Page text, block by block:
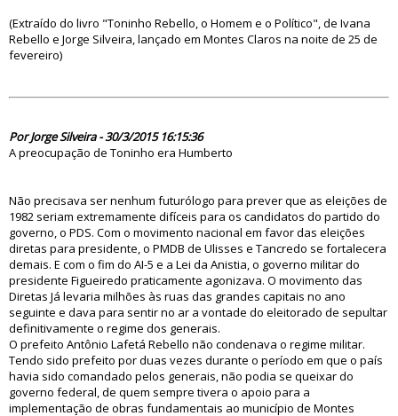
(Extraído do livro "Toninho Rebello, o Homem e o Político", de Ivana
Rebello e Jorge Silveira, lançado em Montes Claros na noite de 25 de
fevereiro)
Por Jorge Silveira - 30/3/2015 16:15:36
A preocupação de Toninho era Humberto
Não precisava ser nenhum futurólogo para prever que as eleições de
1982 seriam extremamente difíceis para os candidatos do partido do
governo, o PDS. Com o movimento nacional em favor das eleições
diretas para presidente, o PMDB de Ulisses e Tancredo se fortalecera
demais. E com o fim do AI-5 e a Lei da Anistia, o governo militar do
presidente Figueiredo praticamente agonizava. O movimento das
Diretas Já levaria milhões às ruas das grandes capitais no ano
seguinte e dava para sentir no ar a vontade do eleitorado de sepultar
definitivamente o regime dos generais.
O prefeito Antônio Lafetá Rebello não condenava o regime militar.
Tendo sido prefeito por duas vezes durante o período em que o país
havia sido comandado pelos generais, não podia se queixar do
governo federal, de quem sempre tivera o apoio para a
implementação de obras fundamentais ao município de Montes